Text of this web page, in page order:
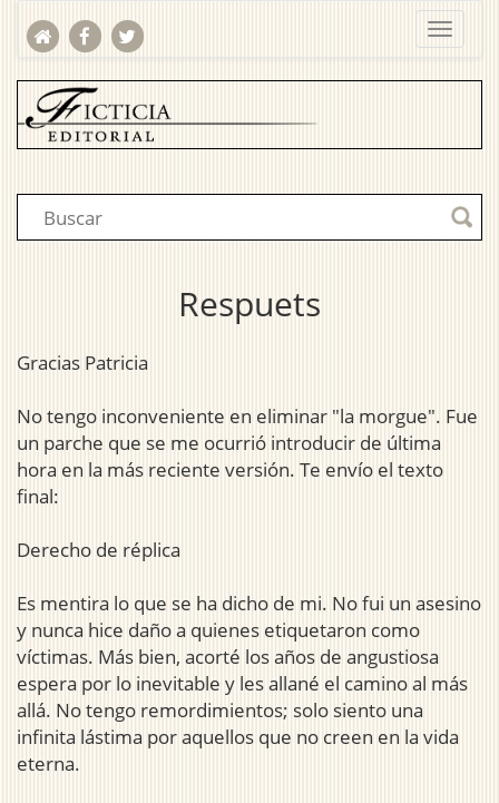
Respuets
Gracias Patricia
No tengo inconveniente en eliminar "la morgue". Fue
un parche que se me ocurrió introducir de última
hora en la más reciente versión. Te envío el texto
final:
Derecho de réplica
Es mentira lo que se ha dicho de mi. No fui un asesino
y nunca hice daño a quienes etiquetaron como
víctimas. Más bien, acorté los años de angustiosa
espera por lo inevitable y les allané el camino al más
allá. No tengo remordimientos; solo siento una
infinita lástima por aquellos que no creen en la vida
eterna.